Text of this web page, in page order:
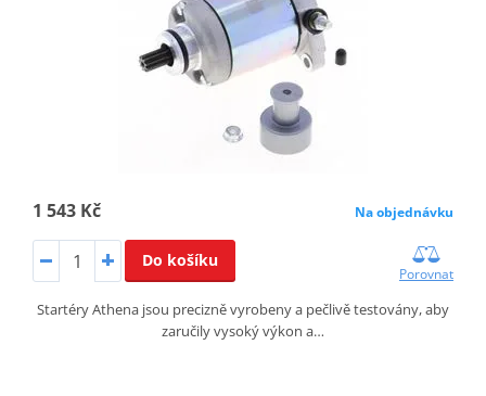
1 543 Kč Na objednávku
Do košíku
Porovnat
Startéry Athena jsou precizně vyrobeny a pečlivě testovány, aby
zaručily vysoký výkon a…